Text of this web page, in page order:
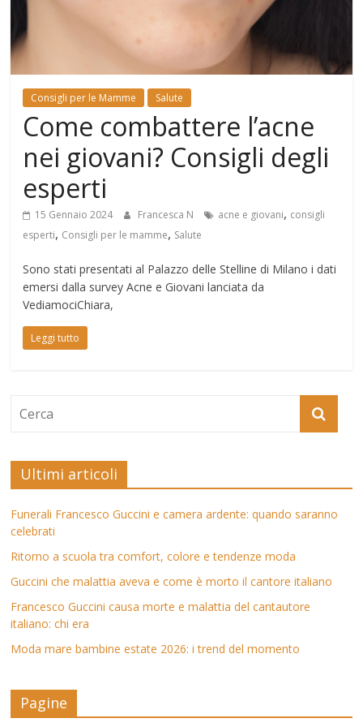
Mondo
Consigli per le Mamme Salute
Come combattere l’acne
nei giovani? Consigli degli
esperti
15 Gennaio 2024 Francesca N acne e giovani, consigli
esperti, Consigli per le mamme, Salute
Sono stati presentati al Palazzo delle Stelline di Milano i dati
emersi dalla survey Acne e Giovani lanciata da
VediamociChiara,
Leggi tutto
Ultimi articoli
Funerali Francesco Guccini e camera ardente: quando saranno
celebrati
Ritorno a scuola tra comfort, colore e tendenze moda
Guccini che malattia aveva e come è morto il cantore italiano
Francesco Guccini causa morte e malattia del cantautore
italiano: chi era
Moda mare bambine estate 2026: i trend del momento
Pagine